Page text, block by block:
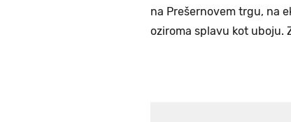
na Prešernovem trgu, na
oziroma splavu kot uboju.